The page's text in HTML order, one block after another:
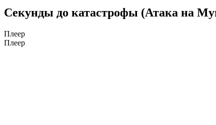
Секунды до катастрофы (Атака на
Плеер
Плеер